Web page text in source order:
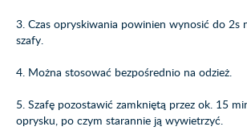
3. Czas opryskiwania powinien wynosić do 2s
szafy.
4. Można stosować bezpośrednio na odzież.
5. Szafę pozostawić zamkniętą przez ok. 15
oprysku, po czym starannie ją wywietrzyć.